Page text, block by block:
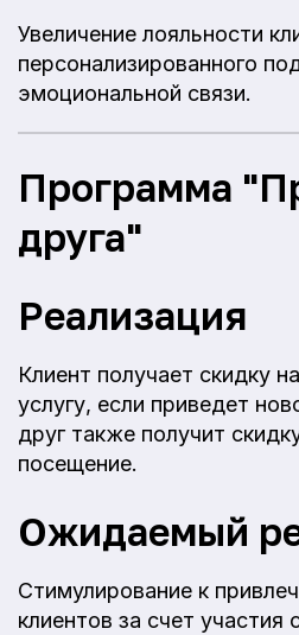
Увеличение лояльности
персонализированного
эмоциональной связи.
Программа
друга"
Реализация
Клиент получает скидку
услугу, если приведет
друг также получит
посещение.
Ожидаемый
Стимулирование к
клиентов за счет